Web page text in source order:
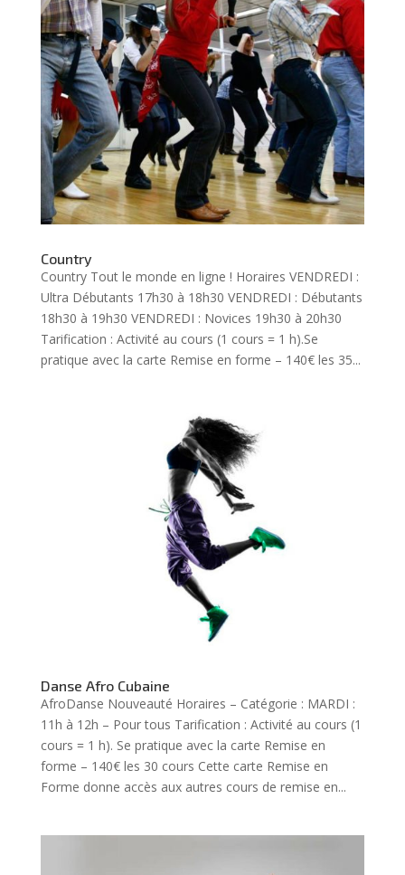
Country
Country Tout le monde en ligne ! Horaires VENDREDI :
Ultra Débutants 17h30 à 18h30 VENDREDI : Débutants
18h30 à 19h30 VENDREDI : Novices 19h30 à 20h30
Tarification : Activité au cours (1 cours = 1 h).Se
pratique avec la carte Remise en forme – 140€ les 35...
Danse Afro Cubaine
AfroDanse Nouveauté Horaires – Catégorie : MARDI :
11h à 12h – Pour tous Tarification : Activité au cours (1
cours = 1 h). Se pratique avec la carte Remise en
forme – 140€ les 30 cours Cette carte Remise en
Forme donne accès aux autres cours de remise en...